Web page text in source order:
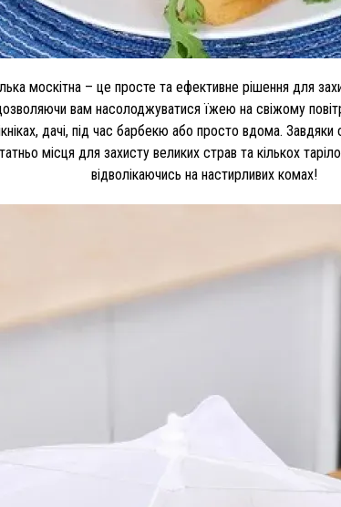
москітна – це просте та ефективне рішення для
вам насолоджуватися їжею на свіжому
дачі, під час барбекю або просто вдома.
місця для захисту великих страв та кількох
відволікаючись на настирливих комах!